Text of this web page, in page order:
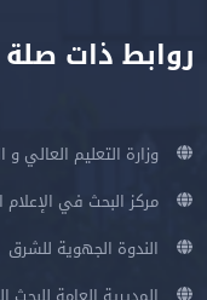
روابط ذات صلة
وزارة التعليم العالي
مركز البحث في
الندوة الجهوية للشرق